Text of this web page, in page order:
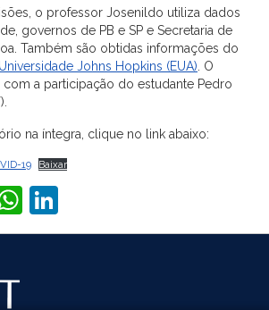
o professor Josenildo utiliza dados
governos de PB e SP e Secretaria de
Também são obtidas informações do
Universidade Johns Hopkins (EUA) . O
a participação do estudante Pedro
na íntegra, clique no link abaixo:
19 Baixar
WhatsApp